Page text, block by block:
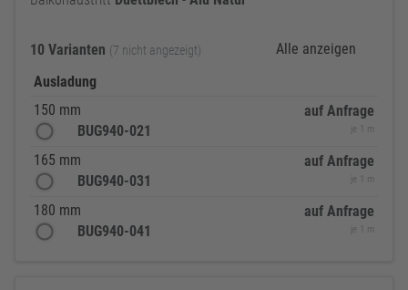
10 Varianten (7 nicht angezeigt)
Alle anzeigen
Ausladung
150 mm
BUG940-021
auf Anfrage
je 1 m
165 mm
BUG940-031
auf Anfrage
je 1 m
180 mm
BUG940-041
auf Anfrage
je 1 m